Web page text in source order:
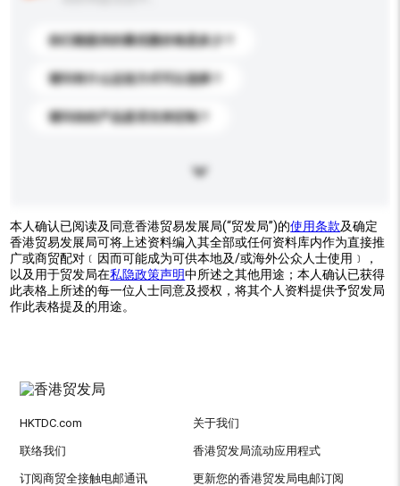
你们能提供的最优惠价格是多少？
请问有什么运送方式可以选择？
请问你的产品是否支持定制？
本人确认已阅读及同意香港贸易发展局(“贸发局”)的使用条款及确定
香港贸易发展局可将上述资料编入其全部或任何资料库内作为直接推
广或商贸配对﹝因而可能成为可供本地及/或海外公众人士使用﹞，
以及用于贸发局在私隐政策声明中所述之其他用途；本人确认已获得
此表格上所述的每一位人士同意及授权，将其个人资料提供予贸发局
作此表格提及的用途。
HKTDC.com 关于我们
联络我们 香港贸发局流动应用程式
订阅商贸全接触电邮通讯 更新您的香港贸发局电邮订阅